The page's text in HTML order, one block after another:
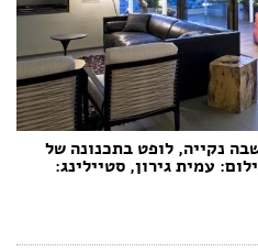
נקייה, לופט בתכנונה של
עמית גירון, סטיילינג: